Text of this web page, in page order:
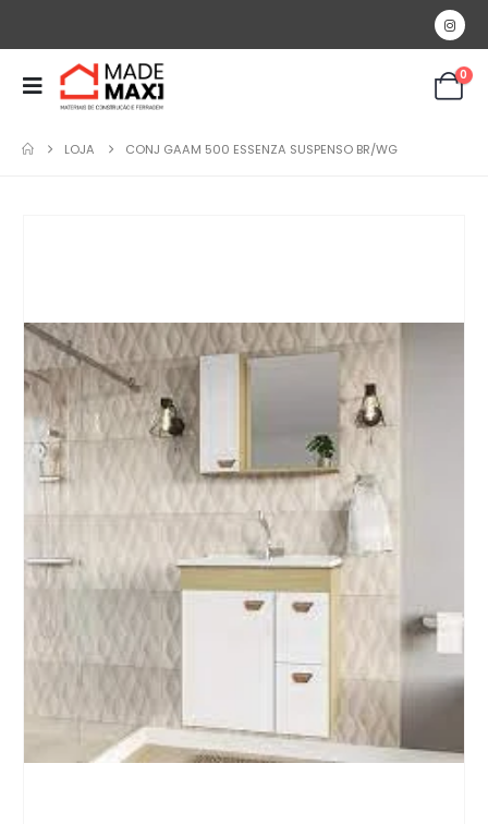
0
LOJA CONJ GAAM 500 ESSENZA SUSPENSO BR/WG